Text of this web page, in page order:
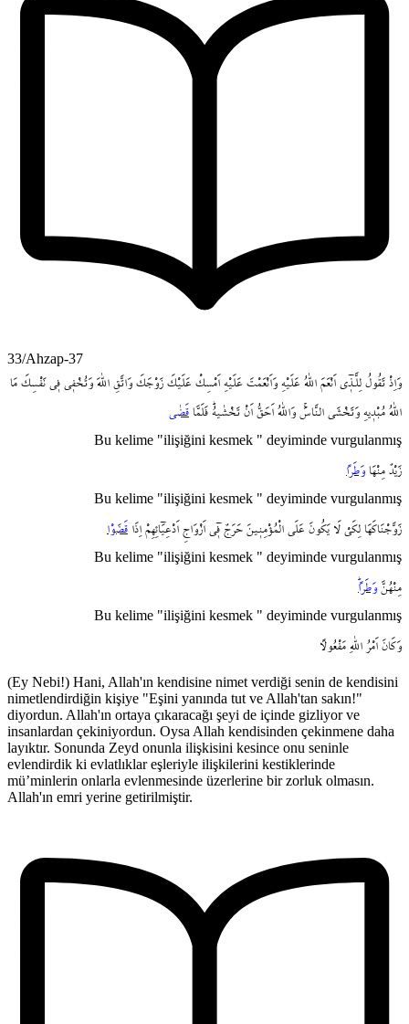
33/Ahzap-37
وَاِذْ تَقُولُ لِلَّـذ۪ٓي اَنْعَمَ اللّٰهُ عَلَيْهِ وَاَنْعَمْتَ عَلَيْهِ اَمْسِكْ عَلَيْكَ زَوْجَكَ وَاتَّقِ اللّٰهَ وَتُخْف۪ي ف۪ي نَفْسِكَ مَا
اللّٰهُ مُبْد۪يهِ وَتَخْشَى النَّاسَۚ وَاللّٰهُ اَحَقُّ اَنْ تَخْشٰيهُۜ فَلَمَّا قَضٰى
Bu kelime "ilişiğini kesmek " deyiminde vurgulanmış
زَيْدٌ مِنْهَا وَطَراً
Bu kelime "ilişiğini kesmek " deyiminde vurgulanmış
زَوَّجْنَاكَهَا لِكَيْ لَا يَكُونَ عَلَى الْمُؤْمِن۪ينَ حَرَجٌ ف۪ٓي اَزْوَاجِ اَدْعِيَٓائِهِمْ اِذَا قَضَوْا
Bu kelime "ilişiğini kesmek " deyiminde vurgulanmış
مِنْهُنَّ وَطَراًۜ
Bu kelime "ilişiğini kesmek " deyiminde vurgulanmış
وَكَانَ اَمْرُ اللّٰهِ مَفْعُولاً
(Ey Nebi!) Hani, Allah'ın kendisine nimet verdiği senin de kendisini
nimetlendirdiğin kişiye "Eşini yanında tut ve Allah'tan sakın!"
diyordun. Allah'ın ortaya çıkaracağı şeyi de içinde gizliyor ve
insanlardan çekiniyordun. Oysa Allah kendisinden çekinmene daha
layıktır. Sonunda Zeyd onunla ilişkisini kesince onu seninle
evlendirdik ki evlatlıklar eşleriyle ilişkilerini kestiklerinde
mü’minlerin onlarla evlenmesinde üzerlerine bir zorluk olmasın.
Allah'ın emri yerine getirilmiştir.